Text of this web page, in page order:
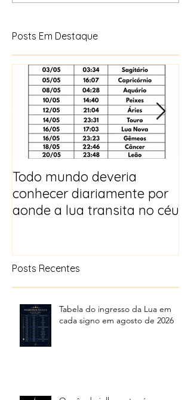
Posts Em Destaque
Todo mundo deveria
conhecer diariamente por
aonde a lua transita no céu
Posts Recentes
Tabela do ingresso da Lua em
cada signo em agosto de 2026